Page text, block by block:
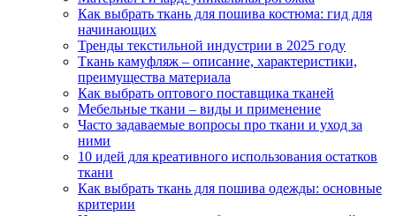
Как выбрать ткань для пошива костюма: гид для
начинающих
Тренды текстильной индустрии в 2025 году
Ткань камуфляж – описание, характеристики,
преимущества материала
Как выбрать оптового поставщика тканей
Мебельные ткани – виды и применение
Часто задаваемые вопросы про ткани и уход за
ними
10 идей для креативного использования остатков
ткани
Как выбрать ткань для пошива одежды: основные
критерии